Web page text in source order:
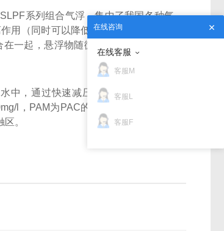
系列组合气浮，集中了我国各种气
用（同时可以降低COD、BOD、色度
一起，悬浮物随微气泡一起上升至水
中，通过快速减压释放，形成直径在
l，PAM为PAC的1/5左右），经过有
。
在线咨询
在线客服
客服M
客服L
客服F